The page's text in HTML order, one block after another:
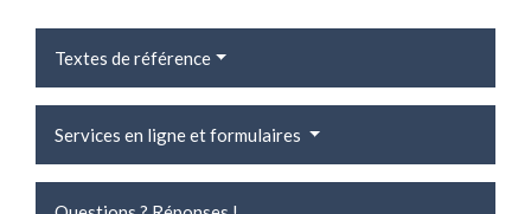
Textes de référence
Services en ligne et formulaires